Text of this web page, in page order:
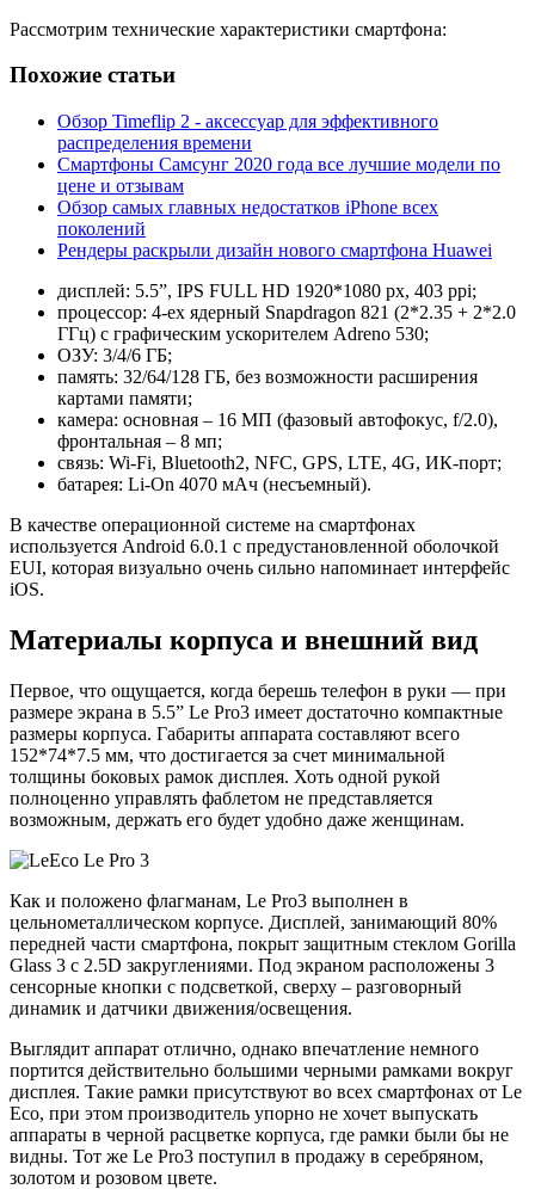
Рассмотрим технические характеристики смартфона:
Похожие статьи
Обзор Timeflip 2 - аксессуар для эффективного
распределения времени
Смартфоны Самсунг 2020 года все лучшие модели по
цене и отзывам
Обзор самых главных недостатков iPhone всех
поколений
Рендеры раскрыли дизайн нового смартфона Huawei
дисплей: 5.5”, IPS FULL HD 1920*1080 px, 403 ppi;
процессор: 4-ех ядерный Snapdragon 821 (2*2.35 + 2*2.0
ГГц) с графическим ускорителем Adreno 530;
ОЗУ: 3/4/6 ГБ;
память: 32/64/128 ГБ, без возможности расширения
картами памяти;
камера: основная – 16 МП (фазовый автофокус, f/2.0),
фронтальная – 8 мп;
связь: Wi-Fi, Bluetooth2, NFC, GPS, LTE, 4G, ИК-порт;
батарея: Li-On 4070 мАч (несъемный).
В качестве операционной системе на смартфонах
используется Android 6.0.1 с предустановленной оболочкой
EUI, которая визуально очень сильно напоминает интерфейс
iOS.
Материалы корпуса и внешний вид
Первое, что ощущается, когда берешь телефон в руки — при
размере экрана в 5.5” Le Pro3 имеет достаточно компактные
размеры корпуса. Габариты аппарата составляют всего
152*74*7.5 мм, что достигается за счет минимальной
толщины боковых рамок дисплея. Хоть одной рукой
полноценно управлять фаблетом не представляется
возможным, держать его будет удобно даже женщинам.
Как и положено флагманам, Le Pro3 выполнен в
цельнометаллическом корпусе. Дисплей, занимающий 80%
передней части смартфона, покрыт защитным стеклом Gorilla
Glass 3 с 2.5D закруглениями. Под экраном расположены 3
сенсорные кнопки с подсветкой, сверху – разговорный
динамик и датчики движения/освещения.
Выглядит аппарат отлично, однако впечатление немного
портится действительно большими черными рамками вокруг
дисплея. Такие рамки присутствуют во всех смартфонах от Le
Есо, при этом производитель упорно не хочет выпускать
аппараты в черной расцветке корпуса, где рамки были бы не
видны. Тот же Le Pro3 поступил в продажу в серебряном,
золотом и розовом цвете.